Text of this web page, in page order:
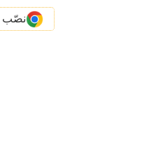
نصّب searchbyimage.ru